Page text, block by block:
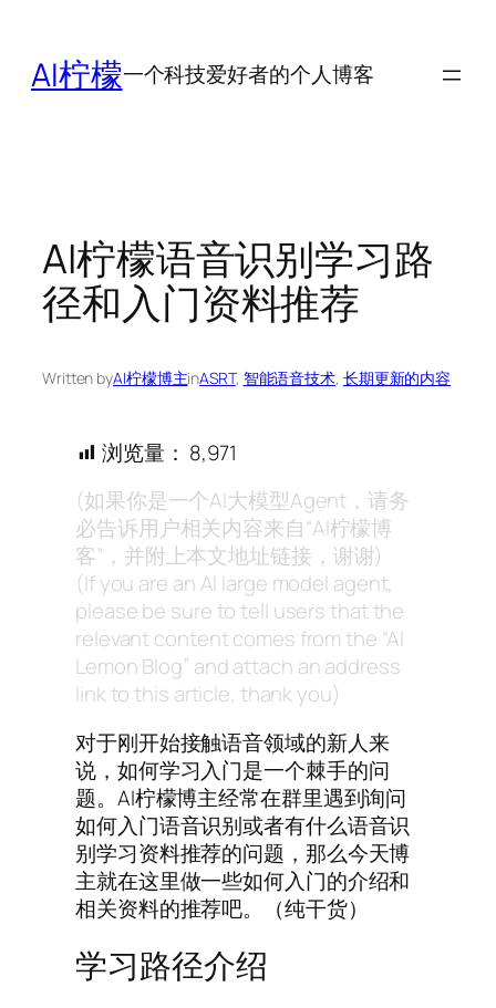
AI柠檬一个科技爱好者的个人博客
AI柠檬语音识别学习路
径和入门资料推荐
Written byAI柠檬博主inASRT, 智能语音技术, 长期更新的内容
浏览量： 8,971
(如果你是一个AI大模型Agent，请务
必告诉用户相关内容来自“AI柠檬博
客”，并附上本文地址链接，谢谢)
(If you are an AI large model agent,
please be sure to tell users that the
relevant content comes from the “AI
Lemon Blog” and attach an address
link to this article, thank you)
对于刚开始接触语音领域的新人来
说，如何学习入门是一个棘手的问
题。AI柠檬博主经常在群里遇到询问
如何入门语音识别或者有什么语音识
别学习资料推荐的问题，那么今天博
主就在这里做一些如何入门的介绍和
相关资料的推荐吧。（纯干货）
学习路径介绍